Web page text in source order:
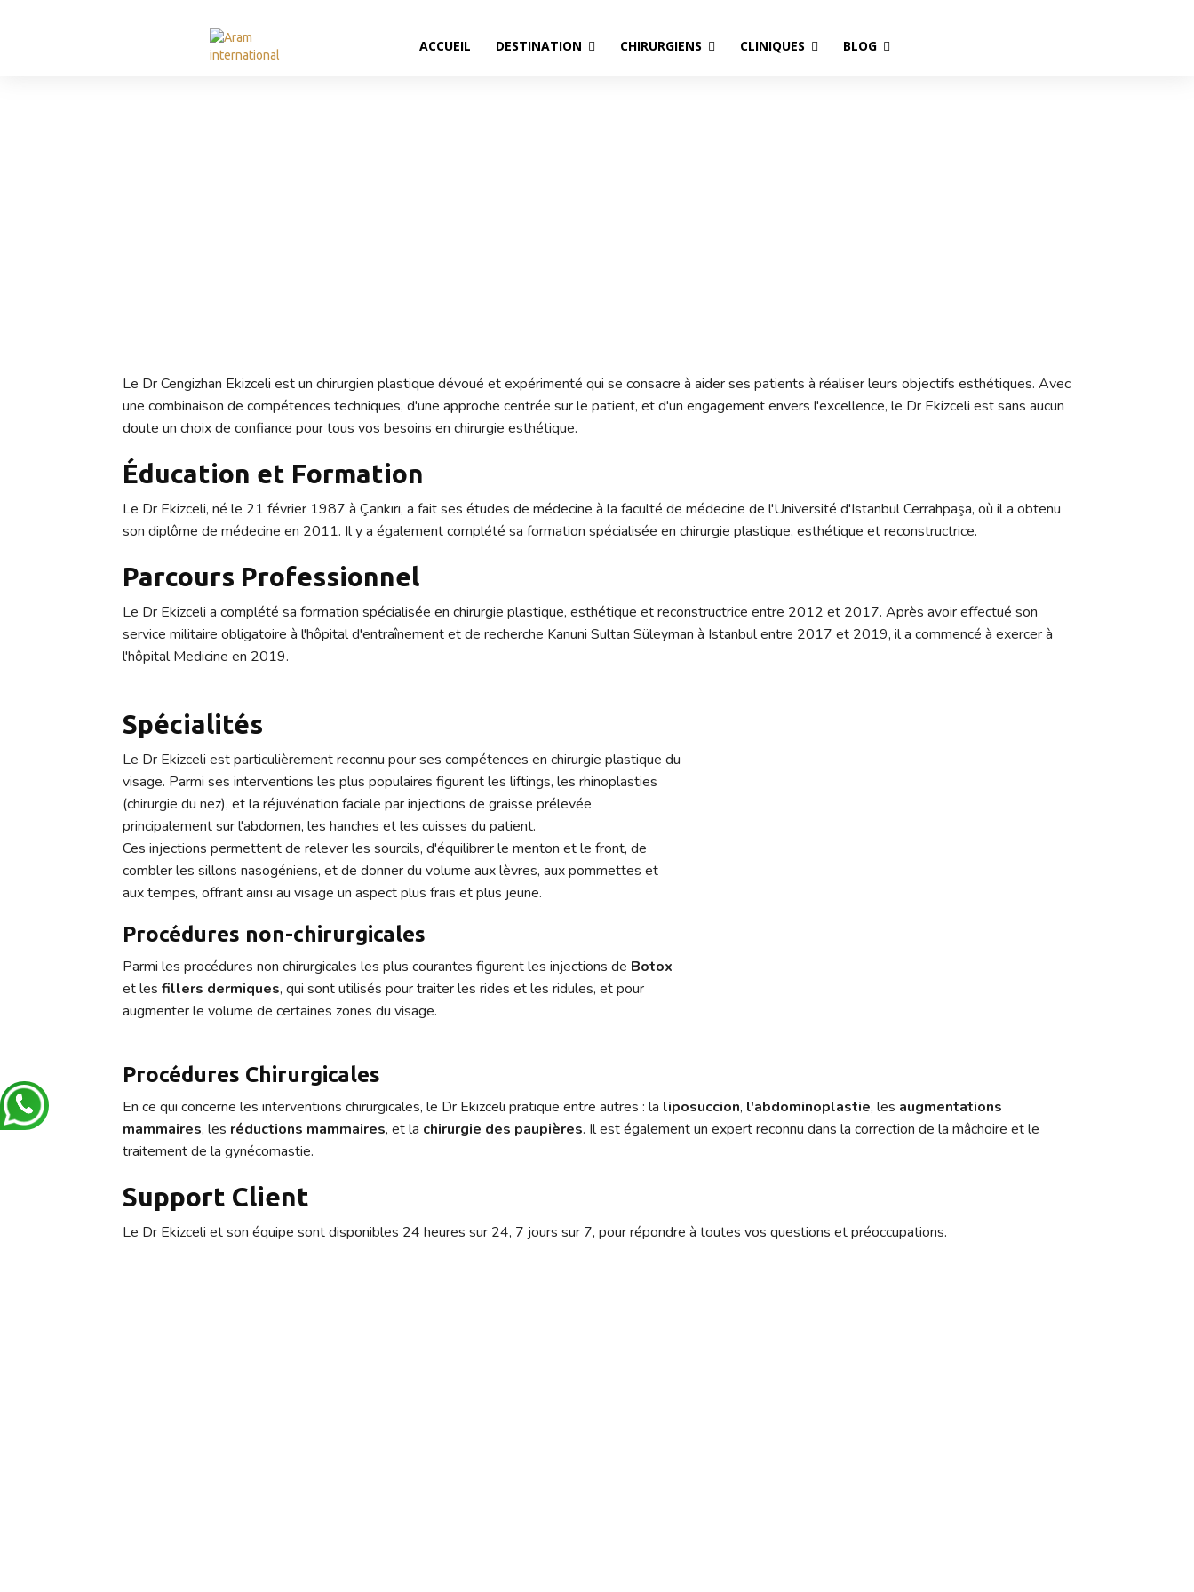
ACCUEIL DESTINATION CHIRURGIENS CLINIQUES BLOG
Le Dr Cengizhan Ekizceli est un chirurgien plastique dévoué et expérimenté qui se consacre à aider ses patients à réaliser leurs objectifs esthétiques. Avec
une combinaison de compétences techniques, d'une approche centrée sur le patient, et d'un engagement envers l'excellence, le Dr Ekizceli est sans aucun
doute un choix de confiance pour tous vos besoins en chirurgie esthétique.
Éducation et Formation
Le Dr Ekizceli, né le 21 février 1987 à Çankırı, a fait ses études de médecine à la faculté de médecine de l'Université d'Istanbul Cerrahpaşa, où il a obtenu
son diplôme de médecine en 2011. Il y a également complété sa formation spécialisée en chirurgie plastique, esthétique et reconstructrice.
Parcours Professionnel
Le Dr Ekizceli a complété sa formation spécialisée en chirurgie plastique, esthétique et reconstructrice entre 2012 et 2017. Après avoir effectué son
service militaire obligatoire à l'hôpital d'entraînement et de recherche Kanuni Sultan Süleyman à Istanbul entre 2017 et 2019, il a commencé à exercer à
l'hôpital Medicine en 2019.
Spécialités
Le Dr Ekizceli est particulièrement reconnu pour ses compétences en chirurgie plastique du
visage. Parmi ses interventions les plus populaires figurent les liftings, les rhinoplasties
(chirurgie du nez), et la réjuvénation faciale par injections de graisse prélevée
principalement sur l'abdomen, les hanches et les cuisses du patient.
Ces injections permettent de relever les sourcils, d'équilibrer le menton et le front, de
combler les sillons nasogéniens, et de donner du volume aux lèvres, aux pommettes et
aux tempes, offrant ainsi au visage un aspect plus frais et plus jeune.
Procédures non-chirurgicales
Parmi les procédures non chirurgicales les plus courantes figurent les injections de Botox
et les fillers dermiques, qui sont utilisés pour traiter les rides et les ridules, et pour
augmenter le volume de certaines zones du visage.
Procédures Chirurgicales
En ce qui concerne les interventions chirurgicales, le Dr Ekizceli pratique entre autres : la liposuccion, l'abdominoplastie, les augmentations
mammaires, les réductions mammaires, et la chirurgie des paupières. Il est également un expert reconnu dans la correction de la mâchoire et le
traitement de la gynécomastie.
Support Client
Le Dr Ekizceli et son équipe sont disponibles 24 heures sur 24, 7 jours sur 7, pour répondre à toutes vos questions et préoccupations.